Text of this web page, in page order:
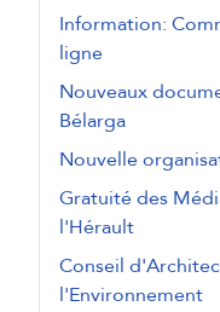
Information:
ligne
Nouveaux
Bélarga
Nouvelle
Gratuité des
l'Hérault
Conseil
l'Environnement